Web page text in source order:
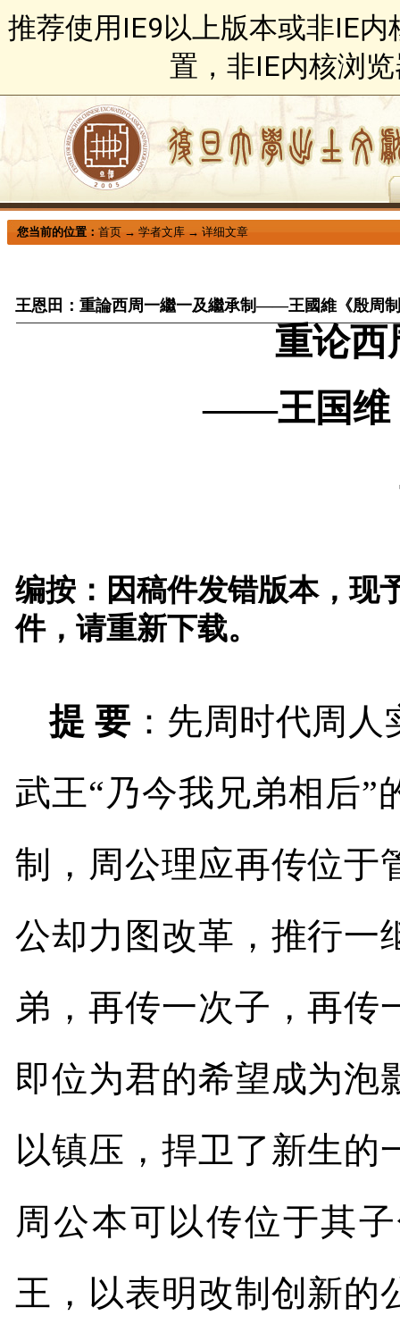
推荐使用IE9以上版本或非IE
置，非IE内核浏
您当前的位置：首页 →学者文库 →详细文章
王恩田：重論西周一繼一及繼承制——王國維《殷周
重论西
——王国维
编按：因稿件发错版本，现
件，请重新下载。
提 要 ：先周时代周
武王“乃今我兄弟相后”
制，周公理应再传位于
公却力图改革，推行一
弟，再传一次子，再传
即位为君的希望成为泡
以镇压，捍卫了新生的
周公本可以传位于其
王，以表明改制创新的